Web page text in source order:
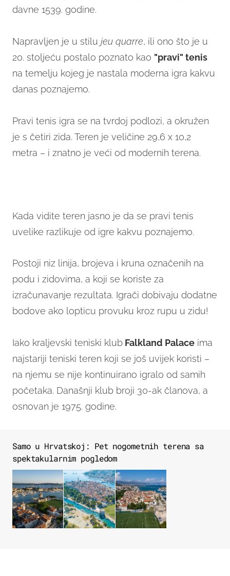
davne 1539. godine.
Napravljen je u stilu jeu quarre, ili ono što je u
20. stoljeću postalo poznato kao "pravi" tenis
na temelju kojeg je nastala moderna igra kakvu
danas poznajemo.
Pravi tenis igra se na tvrdoj podlozi, a okružen
je s četiri zida. Teren je veličine 29,6 x 10,2
metra – i znatno je veći od modernih terena.
Kada vidite teren jasno je da se pravi tenis
uvelike razlikuje od igre kakvu poznajemo.
Postoji niz linija, brojeva i kruna označenih na
podu i zidovima, a koji se koriste za
izračunavanje rezultata. Igrači dobivaju dodatne
bodove ako lopticu provuku kroz rupu u zidu!
Iako kraljevski teniski klub Falkland Palace ima
najstariji teniski teren koji se još uvijek koristi –
na njemu se nije kontinuirano igralo od samih
početaka. Današnji klub broji 30-ak članova, a
osnovan je 1975. godine.
Samo u Hrvatskoj: Pet nogometnih terena sa
spektakularnim pogledom